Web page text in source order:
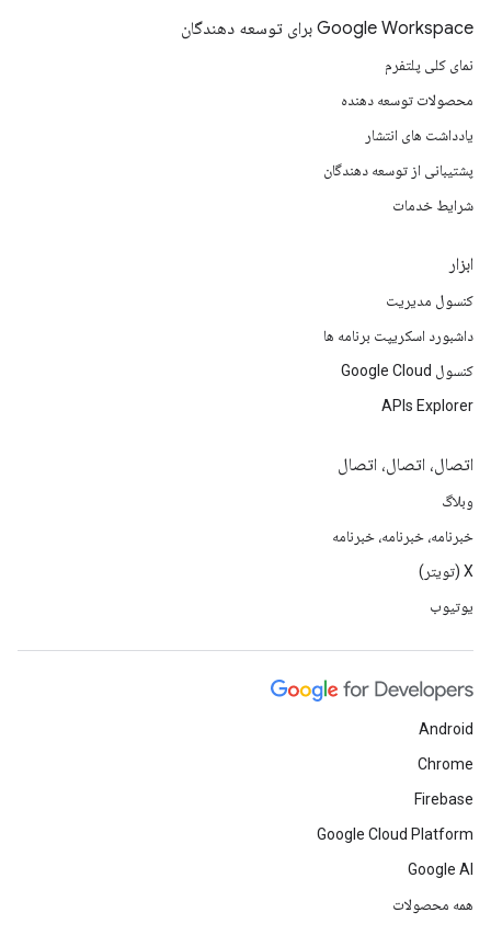
Google Workspace برای توسعه دهندگان
نمای کلی پلتفرم
محصولات توسعه دهنده
یادداشت های انتشار
پشتیبانی از توسعه دهندگان
شرایط خدمات
ابزار
کنسول مدیریت
داشبورد اسکریپت برنامه ها
کنسول Google Cloud
APIs Explorer
اتصال، اتصال، اتصال
وبلاگ
خبرنامه، خبرنامه، خبرنامه
X (تویتر)
یوتیوب
Android
Chrome
Firebase
Google Cloud Platform
Google AI
همه محصولات